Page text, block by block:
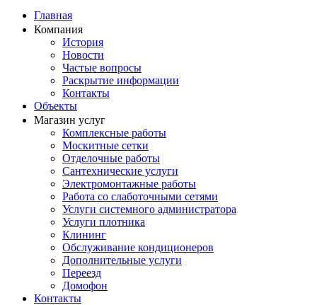
Главная
Компания
История
Новости
Частые вопросы
Раскрытие информации
Контакты
Объекты
Магазин услуг
Комплексные работы
Москитные сетки
Отделочные работы
Сантехнические услуги
Электромонтажные работы
Работа со слаботочными сетями
Услуги системного администратора
Услуги плотника
Клининг
Обслуживание кондиционеров
Дополнительные услуги
Переезд
Домофон
Контакты